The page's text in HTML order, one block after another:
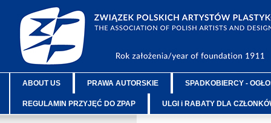
ABOUT US PRAWA AUTORSKIE SPADKOBIERCY -
REGULAMIN PRZYJĘĆ DO ZPAP ULGI i RABATY DLA